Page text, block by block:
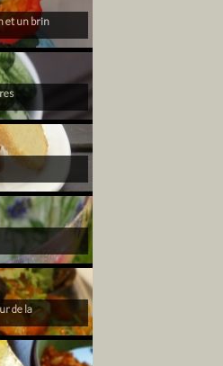
et un brin
de la